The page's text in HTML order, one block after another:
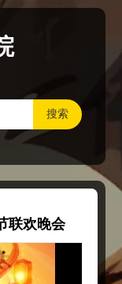
搜索
联欢晚会